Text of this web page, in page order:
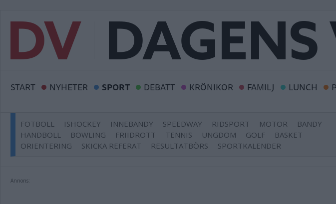
START NYHETER SPORT DEBATT KRÖNIKOR FAMILJ LUNCH
FOTBOLL ISHOCKEY INNEBANDY SPEEDWAY RIDSPORT MOTOR
BANDY
HANDBOLL
BOWLING FRIIDROTT TENNIS UNGDOM GOLF
BASKET
ORIENTERING
SKICKA REFERAT RESULTATBÖRS SPORTKALENDER
Annons: